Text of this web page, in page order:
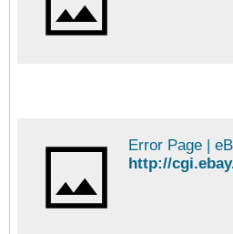
Error Page |